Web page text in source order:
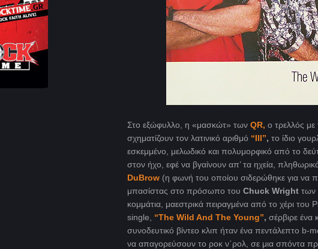
Στο εξώφυλλο, η «μασκώτ» των QR, ο τρελλός
σχηματίζουν τον λατινικό αριθμό “ΙΙΙ”, το ίδιο
εσκεμμένο, μελωδικό και πολυμορφικό από το
στον ήχο, εφέ να βγαίνουν απ’ τα ηχεία,
DuBrow (η φωνή του οποίου σιδερώθηκε για να
μπασίστας στο πρόσωπο του Chuck Wright των
κομμάτια, μαεστρικά πειραγμένα από το χέρι
single, “The Wild And The Young”, σέρβιρε
συνοδευτικό βίντεο κλιπ ήταν ένα πεντάλεπτο
να απαγορεύσουν το ροκ ν΄ρολ, σε μια σπόντα